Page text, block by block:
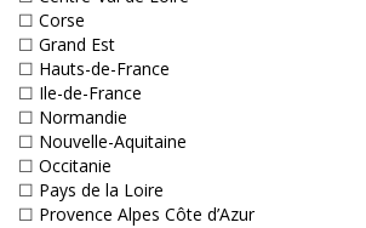
☐ Corse
☐ Grand Est
☐ Hauts-de-France
☐ Ile-de-France
☐ Normandie
☐ Nouvelle-Aquitaine
☐ Occitanie
☐ Pays de la Loire
☐ Provence Alpes Côte d’Azur